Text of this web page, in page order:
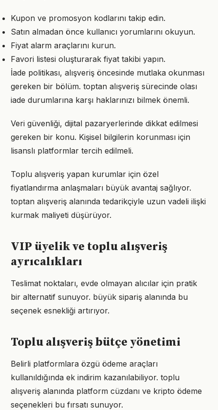
Kupon ve promosyon kodlarını takip edin.
Satın almadan önce kullanıcı yorumlarını okuyun.
Fiyat alarm araçlarını kurun.
Favori listesi oluşturarak fiyat takibi yapın.
İade politikası, alışveriş öncesinde mutlaka okunması
gereken bir bölüm. toptan alışveriş sürecinde olası
iade durumlarına karşı haklarınızı bilmek önemli.
Veri güvenliği, dijital pazaryerlerinde dikkat edilmesi
gereken bir konu. Kişisel bilgilerin korunması için
lisanslı platformlar tercih edilmeli.
Toplu alışveriş yapan kurumlar için özel
fiyatlandırma anlaşmaları büyük avantaj sağlıyor.
toptan alışveriş alanında tedarikçiyle uzun vadeli ilişki
kurmak maliyeti düşürüyor.
VIP üyelik ve toplu alışveriş
ayrıcalıkları
Teslimat noktaları, evde olmayan alıcılar için pratik
bir alternatif sunuyor. büyük sipariş alanında bu
seçenek esnekliği artırıyor.
Toplu alışveriş bütçe yönetimi
Belirli platformlara özgü ödeme araçları
kullanıldığında ek indirim kazanılabiliyor. toplu
alışveriş alanında platform cüzdanı ve kripto ödeme
seçenekleri bu fırsatı sunuyor.